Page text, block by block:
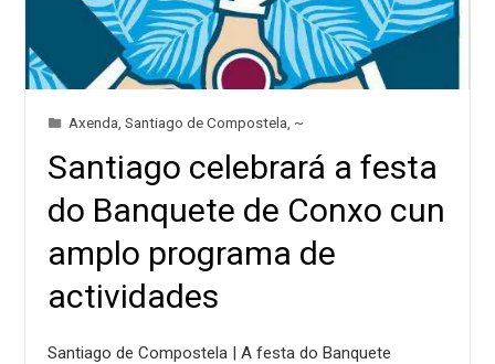
Axenda ,Santiago de Compostela ~
Santiago celebrará a festa
do Banquete de Conxo cun
amplo programa de
actividades
Santiago de Compostela | A festa do Banquete